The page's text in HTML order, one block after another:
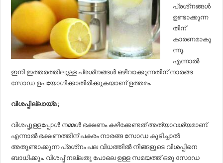
പ്രശ്‌നങ്ങള്‍
ഉണ്ടാക്കുന്ന
തിന്
കാരണമാകു
ന്നു.
എന്നാല്‍
ഇനി ഇത്തരത്തിലുള്ള പ്രശ്‌നങ്ങള്‍ ഒഴിവാക്കുന്നതിന് നാരങ്ങ
സോഡ ഉപയോഗിക്കാതിരിക്കുകയാണ് ഉത്തമം.
വിശപ്പില്ലായ്മ ;
വിശപ്പുള്ളപ്പോള്‍ നമ്മള്‍ ഭക്ഷണം കഴിക്കേണ്ടത് അത്യാവശ്യമാണ്.
എന്നാല്‍ ഭക്ഷണത്തിന് പകരം നാരങ്ങ സോഡ കുടിച്ചാല്‍
അതുണ്ടാക്കുന്ന പ്രശ്‌നം പല വിധത്തില്‍ നിങ്ങളുടെ വിശപ്പിനെ
ബാധിക്കും. വിശപ്പ് നല്ലതു പോലെ ഉള്ള സമയത്ത് ഒരു സോഡ